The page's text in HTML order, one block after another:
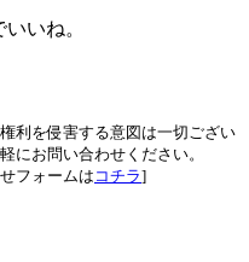
いね。
利を侵害する意図は一切ござい
にお問い合わせください。
フォームは コチラ]